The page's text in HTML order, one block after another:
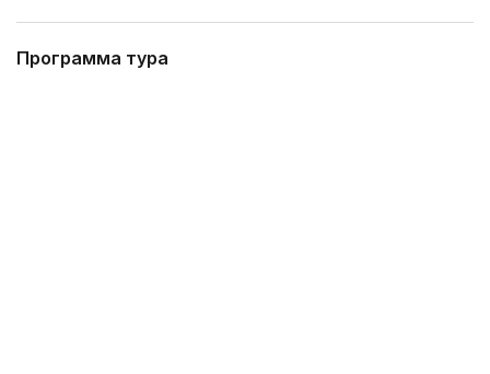
Программа тура